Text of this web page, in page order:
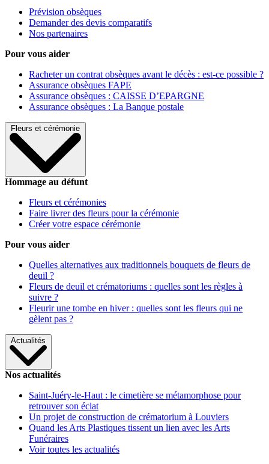
Prévision obsèques
Demander des devis comparatifs
Nos partenaires
Pour vous aider
Racheter un contrat obsèques avant le décès : est-ce possible ?
Assurance obsèques FAPE
Assurance obsèques : CAISSE D’EPARGNE
Assurance obsèques : La Banque postale
Fleurs et cérémonie
Hommage au défunt
Fleurs et cérémonies
Faire livrer des fleurs pour la cérémonie
Créer votre espace cérémonie
Pour vous aider
Quelles alternatives aux traditionnels bouquets de fleurs de
deuil ?
Fleurs de deuil et crématoriums : quelles sont les règles à
suivre ?
Fleurir une tombe en hiver : quelles sont les fleurs qui ne
gèlent pas ?
Actualités
Nos actualités
Saint-Juéry-le-Haut : le cimetière se métamorphose pour
retrouver son éclat
Un projet de construction de crématorium à Louviers
Quand les Arts Plastiques tissent un lien avec les Arts
Funéraires
Voir toutes les actualités